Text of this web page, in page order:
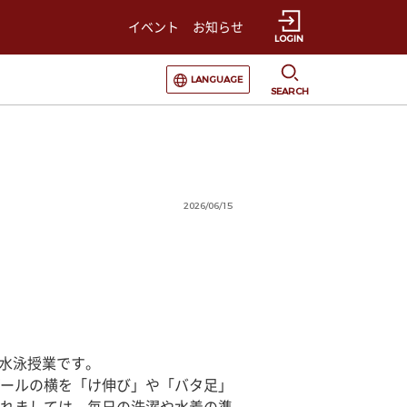
イベント お知らせ
LOGIN
選択すると言語の切替が発生します
LANGUAGE
SEARCH
2026/06/15
授業です。
の横を「け伸び」や「バタ足」